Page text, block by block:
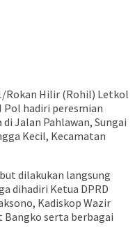
Rokan Hilir (Rohil) Letkol
Pol hadiri peresmian
Jalan Pahlawan, Sungai
Kecil, Kecamatan
dilakukan langsung
dihadiri Ketua DPRD
Kadiskop Wazir
Bangko serta berbagai